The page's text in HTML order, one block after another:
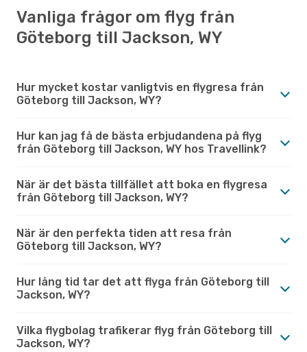
Vanliga frågor om flyg från
Göteborg till Jackson, WY
Hur mycket kostar vanligtvis en flygresa från
Göteborg till Jackson, WY?
Hur kan jag få de bästa erbjudandena på flyg
från Göteborg till Jackson, WY hos Travellink?
När är det bästa tillfället att boka en flygresa
från Göteborg till Jackson, WY?
När är den perfekta tiden att resa från
Göteborg till Jackson, WY?
Hur lång tid tar det att flyga från Göteborg till
Jackson, WY?
Vilka flygbolag trafikerar flyg från Göteborg till
Jackson, WY?